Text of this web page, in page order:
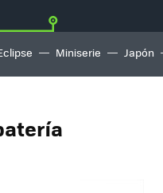
Miniserie Japón